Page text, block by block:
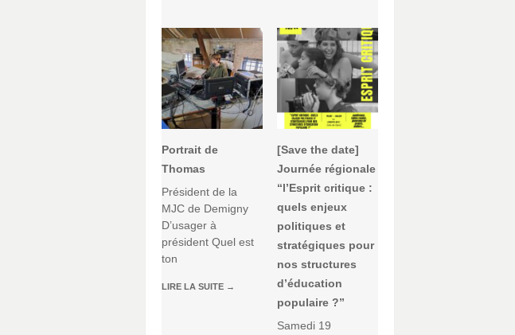
Portrait de
Thomas
Président de la
MJC de Demigny
D’usager à
président Quel est
ton
LIRE LA SUITE →
[Save the date]
Journée régionale
“l’Esprit critique :
quels enjeux
politiques et
stratégiques pour
nos structures
d’éducation
populaire ?”
Samedi 19